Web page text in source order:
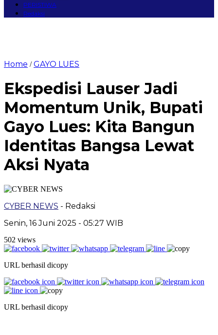
PERISTIWA
Redaksi
Home /GAYO LUES
Ekspedisi Lauser Jadi
Momentum Unik, Bupati
Gayo Lues: Kita Bangun
Identitas Bangsa Lewat
Aksi Nyata
CYBER NEWS - Redaksi
Senin, 16 Juni 2025 - 05:27 WIB
502 views
URL berhasil dicopy
URL berhasil dicopy